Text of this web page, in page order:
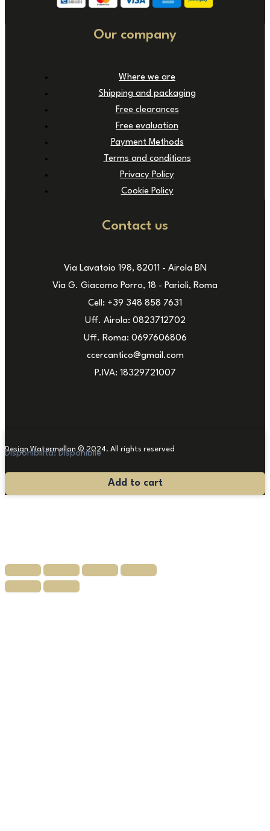
Our company
Where we are
Shipping and packaging
Free clearances
Free evaluation
Payment Methods
Terms and conditions
Privacy Policy
Cookie Policy
Contact us
Via Lavatoio 198, 82011 - Airola BN
Via G. Giacomo Porro, 18 - Parioli, Roma
Cell: +39 348 858 7631
Uff. Airola: 0823712702
Uff. Roma: 0697606806
ccercantico@gmail.com
P.IVA: 18329721007
Design Watermellon © 2024. All rights reserved
Disponibilità: Disponibile
Grande
Add to cart